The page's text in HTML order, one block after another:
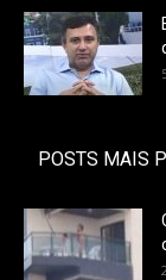
POSTS MAIS